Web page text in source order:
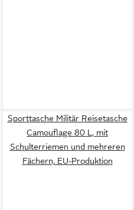
Sporttasche Militär Reisetasche
Camouflage 80 L, mit
Schulterriemen und mehreren
Fächern, EU-Produktion